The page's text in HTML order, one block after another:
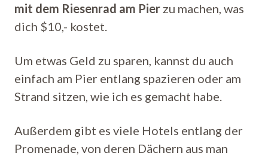
mit dem Riesenrad am Pier zu machen, was
dich $10,- kostet.
Um etwas Geld zu sparen, kannst du auch
einfach am Pier entlang spazieren oder am
Strand sitzen, wie ich es gemacht habe.
Außerdem gibt es viele Hotels entlang der
Promenade, von deren Dächern aus man